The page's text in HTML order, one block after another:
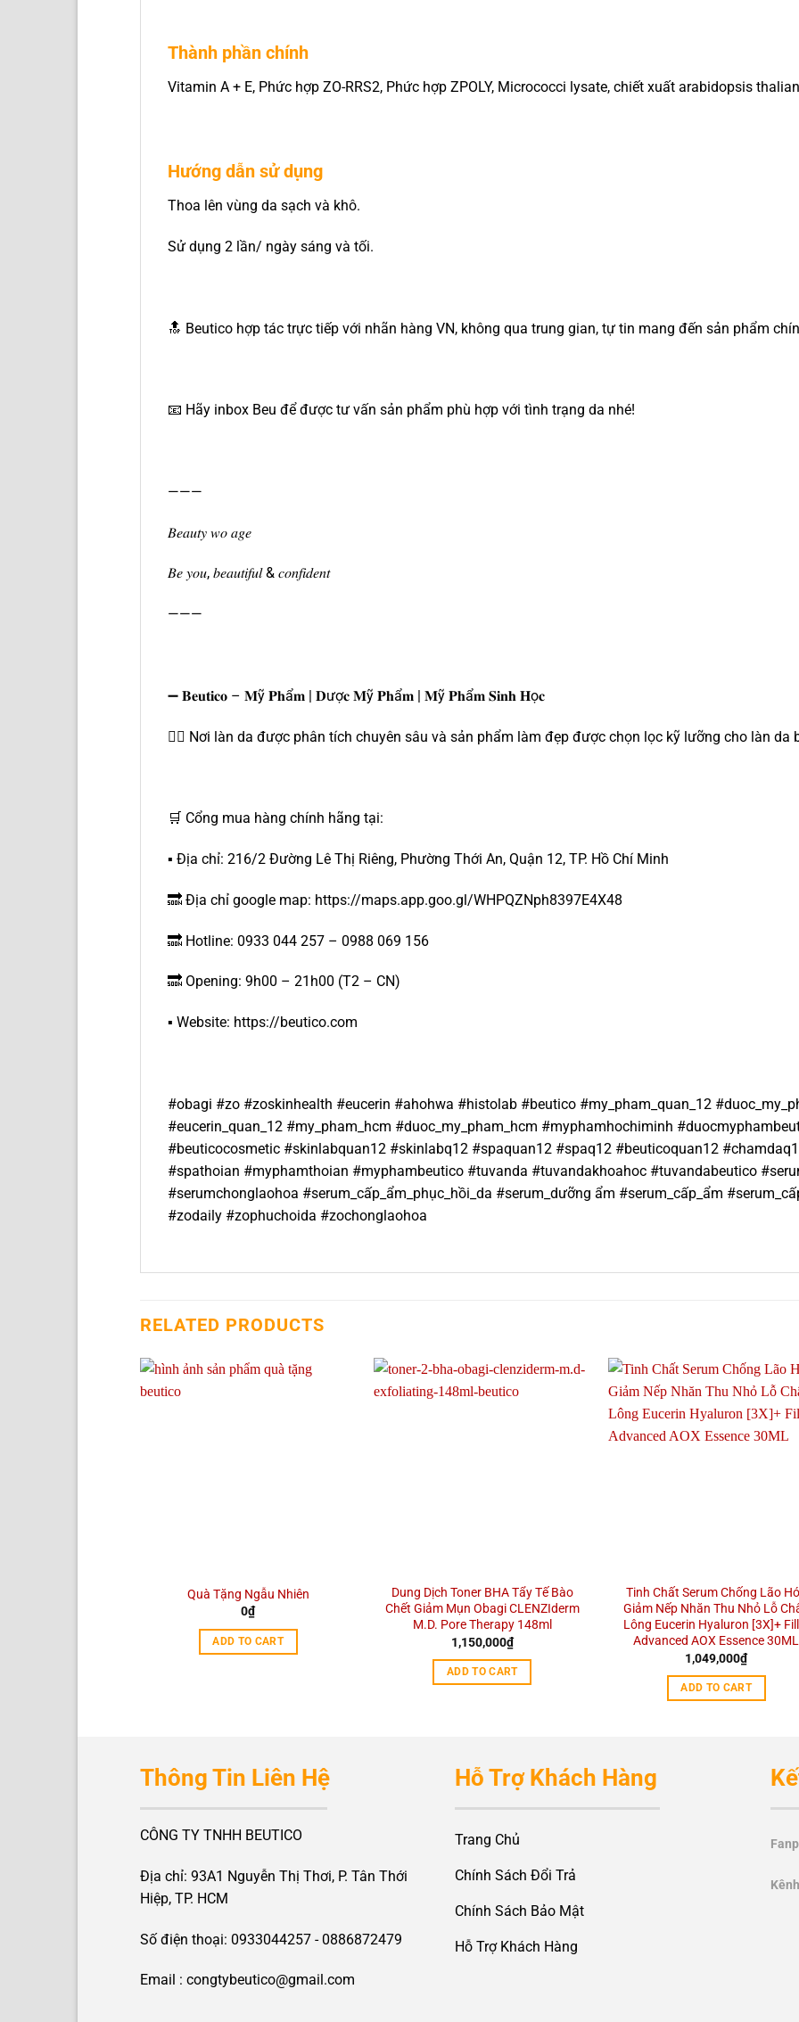
Thành phần chính
Vitamin A + E, Phức hợp ZO-RRS2, Phức hợp ZPOLY, Micrococci lysate, chiết xuất arabidopsis
Hướng dẫn sử dụng
Thoa lên vùng da sạch và khô.
Sử dụng 2 lần/ ngày sáng và tối.
🔝 Beutico hợp tác trực tiếp với nhãn hàng VN, không qua trung gian, tự tin mang đến sản phẩm
📧 Hãy inbox Beu để được tư vấn sản phẩm phù hợp với tình trạng da nhé!
———
𝐵𝑒𝑎𝑢𝑡𝑦 𝑤𝑜 𝑎𝑔𝑒
𝐵𝑒 𝑦𝑜𝑢, 𝑏𝑒𝑎𝑢𝑡𝑖𝑓𝑢𝑙 & 𝑐𝑜𝑛𝑓𝑖𝑑𝑒𝑛𝑡
———
➖ 𝐁𝐞𝐮𝐭𝐢𝐜𝐨 – 𝐌ỹ 𝐏𝐡ẩ𝐦 | 𝐃ượ𝐜 𝐌ỹ 𝐏𝐡ẩ𝐦 | 𝐌ỹ 𝐏𝐡ẩ𝐦 𝐒𝐢𝐧𝐡 𝐇ọ𝐜
👉🏿 Nơi làn da được phân tích chuyên sâu và sản phẩm làm đẹp được chọn lọc kỹ lưỡng cho làn da
🛒 Cổng mua hàng chính hãng tại:
▪️ Địa chỉ: 216/2 Đường Lê Thị Riêng, Phường Thới An, Quận 12, TP. Hồ Chí Minh
🔜 Địa chỉ google map: https://maps.app.goo.gl/WHPQZNph8397E4X48
🔜 Hotline: 0933 044 257 – 0988 069 156
🔜 Opening: 9h00 – 21h00 (T2 – CN)
▪️ Website: https://beutico.com
#obagi #zo #zoskinhealth #eucerin #ahohwa #histolab #beutico #my_pham_quan_12
#eucerin_quan_12 #my_pham_hcm #duoc_my_pham_hcm #myphamhochiminh
#beuticocosmetic #skinlabquan12 #skinlabq12 #spaquan12 #spaq12 #beuticoquan12
#spathoian #myphamthoian #myphambeutico #tuvanda #tuvandakhoahoc #tuvandabeutico
#serumchonglaohoa #serum_cấp_ẩm_phục_hồi_da #serum_dưỡng ẩm #serum_cấp_ẩm
#zodaily #zophuchoida #zochonglaohoa
RELATED PRODUCTS
Quà Tặng Ngẫu Nhiên
0₫
ADD TO CART
Dung Dịch Toner BHA Tẩy Tế Bào
Chết Giảm Mụn Obagi CLENZIderm
M.D. Pore Therapy 148ml
1,150,000₫
ADD TO CART
Tinh Chất Serum Chống Lão
Giảm Nếp Nhăn Thu Nhỏ Lỗ
Lông Eucerin Hyaluron [3X]+
Advanced AOX Essence 30ML
1,049,000₫
ADD TO CART
Thông Tin Liên Hệ
CÔNG TY TNHH BEUTICO
Địa chỉ: 93A1 Nguyễn Thị Thơi, P. Tân Thới
Hiệp, TP. HCM
Số điện thoại: 0933044257 - 0886872479
Email : congtybeutico@gmail.com
Hỗ Trợ Khách Hàng
Trang Chủ
Chính Sách Đổi Trả
Chính Sách Bảo Mật
Hỗ Trợ Khách Hàng